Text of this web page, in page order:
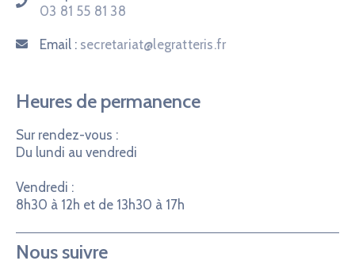
03 81 55 81 38
Email : secretariat@legratteris.fr
Heures de permanence
Sur rendez-vous :
Du lundi au vendredi
Vendredi :
8h30 à 12h et de 13h30 à 17h
Nous suivre